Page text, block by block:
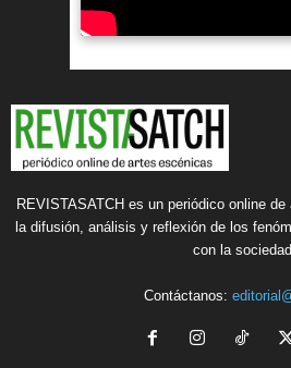
REVISTASATCH es un periódico online
la difusión, análisis y reflexión de los
con la sociedad.
Contáctanos: